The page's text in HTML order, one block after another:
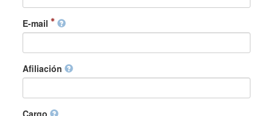
E-mail
Afiliación
Cargo